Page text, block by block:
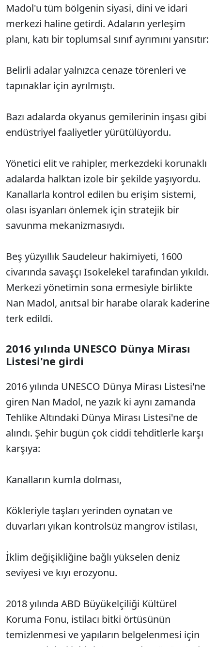
Madol'u tüm bölgenin siyasi, dini ve idari
merkezi haline getirdi. Adaların yerleşim
planı, katı bir toplumsal sınıf ayrımını yansıtır:
Belirli adalar yalnızca cenaze törenleri ve
tapınaklar için ayrılmıştı.
Bazı adalarda okyanus gemilerinin inşası gibi
endüstriyel faaliyetler yürütülüyordu.
Yönetici elit ve rahipler, merkezdeki korunaklı
adalarda halktan izole bir şekilde yaşıyordu.
Kanallarla kontrol edilen bu erişim sistemi,
olası isyanları önlemek için stratejik bir
savunma mekanizmasıydı.
Beş yüzyıllık Saudeleur hakimiyeti, 1600
civarında savaşçı Isokelekel tarafından yıkıldı.
Merkezi yönetimin sona ermesiyle birlikte
Nan Madol, anıtsal bir harabe olarak kaderine
terk edildi.
2016 yılında UNESCO Dünya Mirası
Listesi'ne girdi
2016 yılında UNESCO Dünya Mirası Listesi'ne
giren Nan Madol, ne yazık ki aynı zamanda
Tehlike Altındaki Dünya Mirası Listesi'ne de
alındı. Şehir bugün çok ciddi tehditlerle karşı
karşıya:
Kanalların kumla dolması,
Kökleriyle taşları yerinden oynatan ve
duvarları yıkan kontrolsüz mangrov istilası,
İklim değişikliğine bağlı yükselen deniz
seviyesi ve kıyı erozyonu.
2018 yılında ABD Büyükelçiliği Kültürel
Koruma Fonu, istilacı bitki örtüsünün
temizlenmesi ve yapıların belgelenmesi için